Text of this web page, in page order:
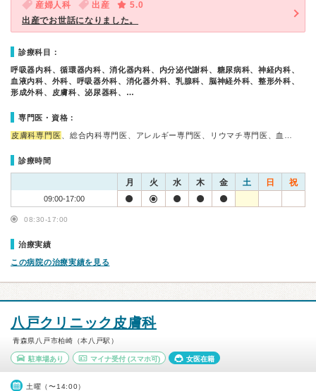
産婦人科 出産
5.0
出産でお世話になりました。
診療科目：
呼吸器内科、循環器内科、消化器内科、内分泌代謝科、糖尿病科、神経内科、
血液内科、外科、呼吸器外科、消化器外科、乳腺科、脳神経外科、整形外科、
形成外科、皮膚科、泌尿器科、…
専門医・資格：
皮膚科専門医 、総合内科専門医、アレルギー専門医、リウマチ専門医、血…
診療時間
月 火 水 木 金 土 日 祝
09:00-17:00
08:30-17:00
治療実績
この病院の治療実績を見る
八戸クリニック皮膚科
青森県八戸市柏崎（本八戸駅）
駐車場あり マイナ受付(スマホ可) 女医在籍
土曜（〜14:00）